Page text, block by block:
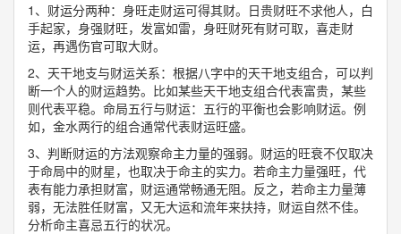
1、财运分两种：身旺走财运可得其财。日贵财旺不求他人，白
手起家，身强财旺，发富如雷，身旺财死有财可取，喜走财
运，再遇伤官可取大财。
2、天干地支与财运关系：根据八字中的天干地支组合，可以判
断一个人的财运趋势。比如某些天干地支组合代表富贵，某些
则代表平稳。命局五行与财运：五行的平衡也会影响财运。例
如，金水两行的组合通常代表财运旺盛。
3、判断财运的方法观察命主力量的强弱。财运的旺衰不仅取决
于命局中的财星，也取决于命主的实力。若命主力量强旺，代
表有能力承担财富，财运通常畅通无阻。反之，若命主力量薄
弱，无法胜任财富，又无大运和流年来扶持，财运自然不佳。
分析命主喜忌五行的状况。